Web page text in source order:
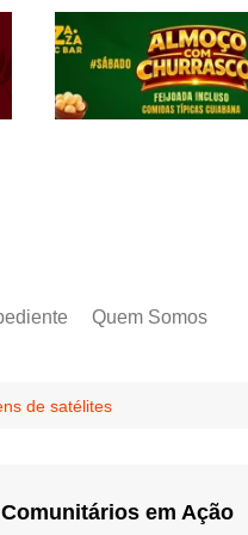
Quem Somos
de satélites
Comunitários em Ação